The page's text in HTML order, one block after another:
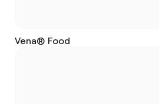
Vena® Food